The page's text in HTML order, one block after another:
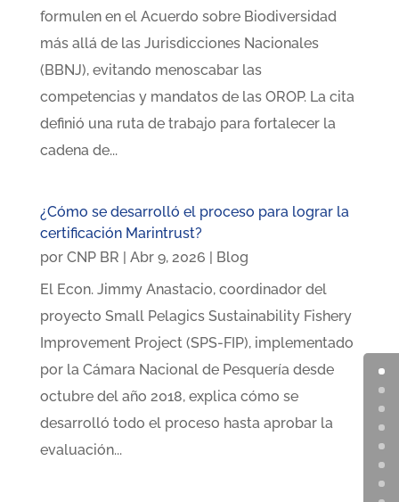
formulen en el Acuerdo sobre Biodiversidad
más allá de las Jurisdicciones Nacionales
(BBNJ), evitando menoscabar las
competencias y mandatos de las OROP. La cita
definió una ruta de trabajo para fortalecer la
cadena de...
¿Cómo se desarrolló el proceso para lograr la
certificación Marintrust?
por CNP BR Abr 9, 2026
Blog
El Econ. Jimmy Anastacio, coordinador del
proyecto Small Pelagics Sustainability Fishery
Improvement Project (SPS-FIP), implementado
por la Cámara Nacional de Pesquería desde
octubre del año 2018, explica cómo se
desarrolló todo el proceso hasta aprobar la
evaluación...